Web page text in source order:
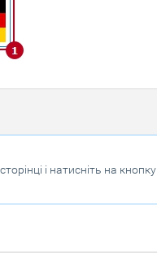
і натисніть на кнопку